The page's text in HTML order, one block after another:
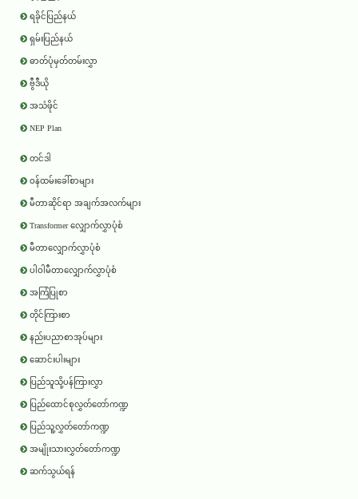
ရခိုင်ပြည်နယ်
ရှမ်းပြည်နယ်
ဓာတ်ပုံမှတ်တမ်းလွှာ
ဗွီဒီယို
အသံဖိုင်
NEP Plan
တင်ဒါ
ဝန်ထမ်းခေါ်စာများ
မီတာဆိုင်ရာ အချက်အလက်များ
Transformer လျှောက်လွှာပုံစံ
မီတာလျှောက်လွှာပုံစံ
ပါဝါမီတာလျှောက်လွှာပုံစံ
အကြံပြုစာ
တိုင်ကြားစာ
နည်းပညာစာအုပ်များ
ဆောင်းပါးများ
ပြည်သူသို့ပန်ကြားလွှာ
ပြည်ထောင်စုလွှတ်တော်ကဏ္ဍ
ပြည်သူ့လွှတ်တော်ကဏ္ဍ
အမျိုးသားလွှတ်တော်ကဏ္ဍ
ဆက်သွယ်ရန်